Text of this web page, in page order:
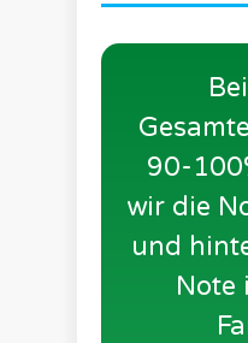
90-
wir die
und
Note